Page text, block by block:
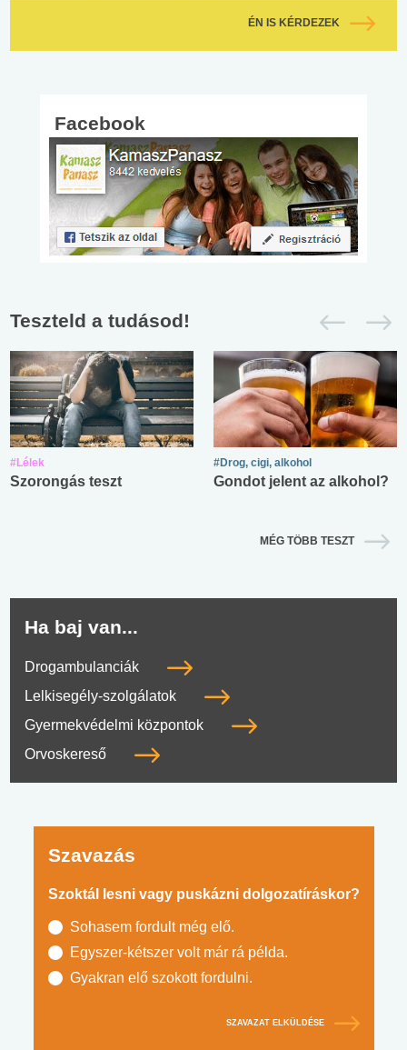
ÉN IS KÉRDEZEK
Facebook
Teszteld a tudásod!
#Lélek
Szorongás teszt
#Drog, cigi, alkohol
Gondot jelent az alkohol?
MÉG TÖBB TESZT
Ha baj van...
Drogambulanciák
Lelkisegély-szolgálatok
Gyermekvédelmi központok
Orvoskereső
Szavazás
Szoktál lesni vagy puskázni dolgozatíráskor?
Sohasem fordult még elő.
Egyszer-kétszer volt már rá példa.
Gyakran elő szokott fordulni.
SZAVAZAT ELKÜLDÉSE